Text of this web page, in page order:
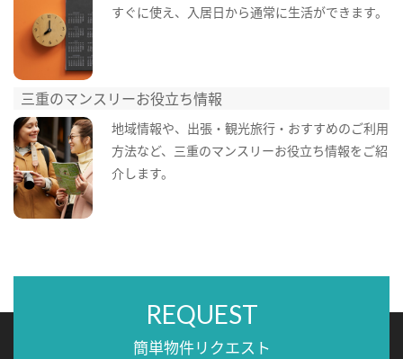
すぐに使え、入居日から通常に生活ができます。
三重のマンスリーお役立ち情報
地域情報や、出張・観光旅行・おすすめのご利用
方法など、三重のマンスリーお役立ち情報をご紹
介します。
REQUEST
簡単物件リクエスト